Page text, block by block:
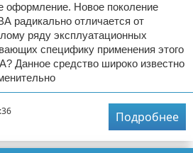
оформление. Новое поколение
радикально отличается от
ряду эксплуатационных
специфику применения этого
Данное средство широко известно
Подробнее